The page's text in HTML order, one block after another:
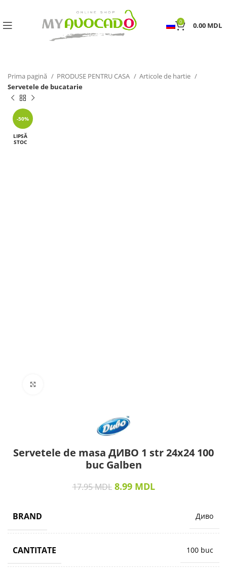
0 0.00 MDL
Prima pagină PRODUSE PENTRU CASA
Articole de hartie
Servetele de bucatarie
-50%
LIPSĂ
STOC
Servetele de masa ДИВО 1 str 24х24 100
buc Galben
17.95MDL 8.99 MDL
BRAND Диво
CANTITATE 100 buc